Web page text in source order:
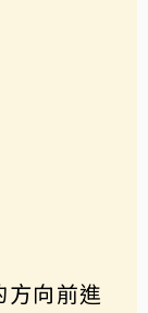
向前進